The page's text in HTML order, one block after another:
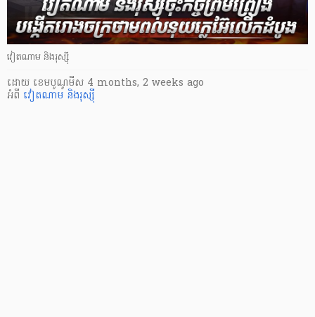
វៀតណាម និងរុស្ស៊ី
ដោយ ​ ខេមបូណូមីស 4 months, 2 weeks ago
អំពី វៀតណាម និងរុស្ស៊ី